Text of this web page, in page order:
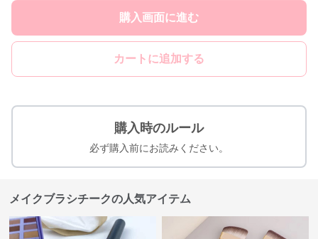
購入画面に進む
カートに追加する
購入時のルール
必ず購入前にお読みください。
メイクブラシチークの人気アイテム